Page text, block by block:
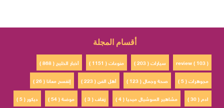
أقسام المجلة
أخبار الخليج ( 868 ) منوعات ( 1151 ) سيارات ( 203 )
review ( 103 )
إتفسح معانا ( 26 )
أهل الفن ( 223 ) صحة وجمال ( 123 )
مجوهرات ( 5 )
ديكور ( 5 )
موضة ( 54 ) زفاف ( 3 ) مشاهير السوشيال ميديا ( 4 ) ادم ( 30 )